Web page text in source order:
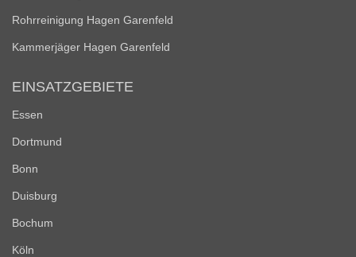
Rohrreinigung Hagen Garenfeld
Kammerjäger Hagen Garenfeld
EINSATZGEBIETE
Essen
Dortmund
Bonn
Duisburg
Bochum
Köln